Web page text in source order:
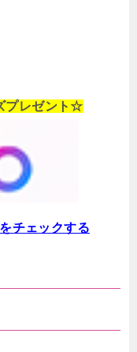
プレゼント☆
チェックする